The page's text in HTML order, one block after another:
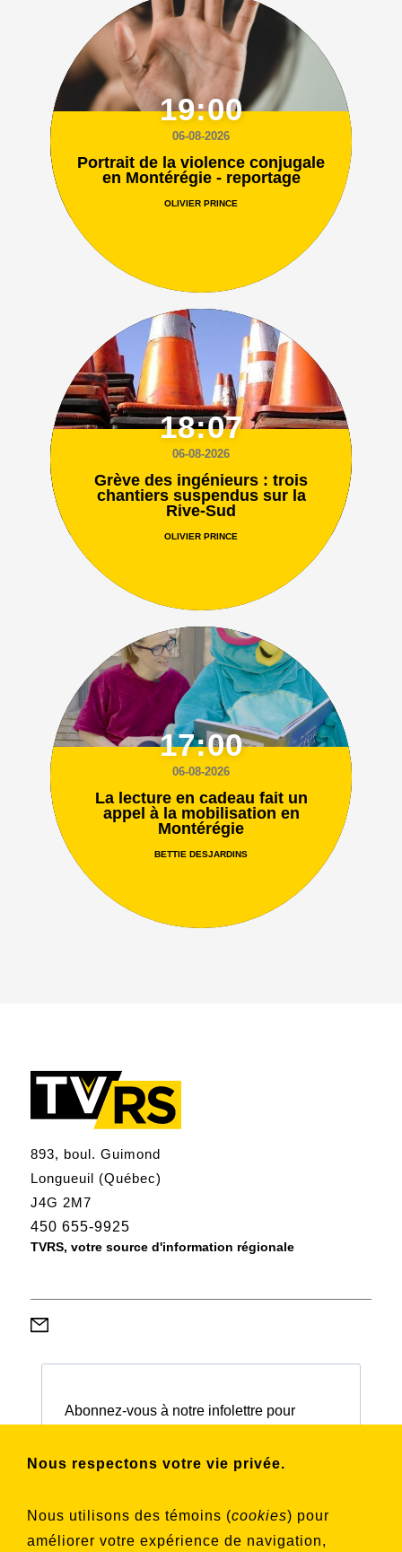
Nous respectons votre vie privée.
Nous utilisons des témoins (cookies) pour
améliorer votre expérience de navigation,
19:00
06-08-2026
Portrait de la violence conjugale
en Montérégie - reportage
OLIVIER PRINCE
18:07
06-08-2026
Grève des ingénieurs : trois
chantiers suspendus sur la
Rive-Sud
OLIVIER PRINCE
17:00
06-08-2026
La lecture en cadeau fait un
appel à la mobilisation en
Montérégie
BETTIE DESJARDINS
893, boul. Guimond
Longueuil (Québec)
J4G 2M7
450 655-9925
TVRS, votre source d'information régionale
Abonnez-vous à notre infolettre pour
souhaitez vous inscrire